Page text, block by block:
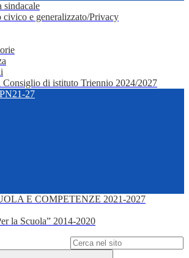
sindacale
civico e generalizzato/Privacy
Consiglio di istituto Triennio 2024/2027
27
E COMPETENZE 2021-2027
la Scuola” 2014-2020